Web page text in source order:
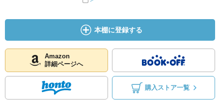
本棚に登録する
Amazon
詳細ページへ
購入ストア一覧